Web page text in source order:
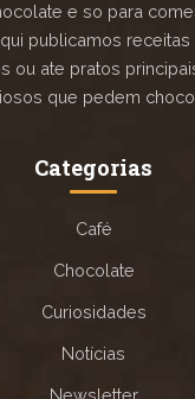
e so para
publicamos
ou ate pratos
que pedem
Categorias
Café
Chocolate
Curiosidades
Notícias